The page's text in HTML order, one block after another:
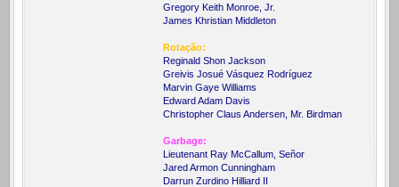
Gregory Keith Monroe, Jr.
James Khristian Middleton
Rotação:
Reginald Shon Jackson
Greivis Josué Vásquez Rodríguez
Marvin Gaye Williams
Edward Adam Davis
Christopher Claus Andersen, Mr. Birdman
Garbage:
Lieutenant Ray McCallum, Señor
Jared Armon Cunningham
Darrun Zurdino Hilliard II